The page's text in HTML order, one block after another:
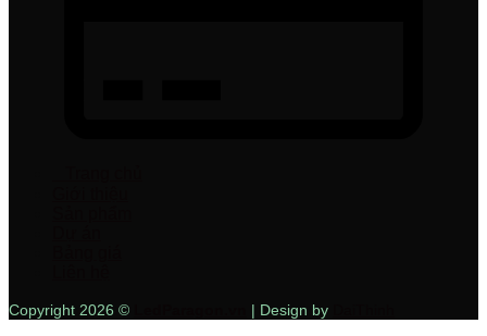
Copyright 2026 © | Design by